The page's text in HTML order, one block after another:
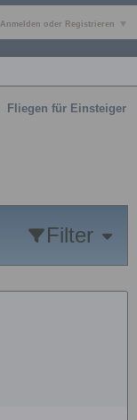
Anmelden oder Registrieren
Fliegen für Einsteiger
Filter